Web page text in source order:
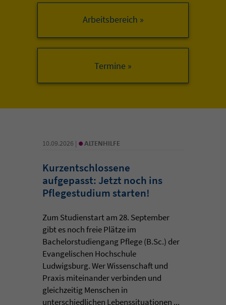
Arbeitsbereich »
10.09.2026 | • ALTENHILFE
Kurzentschlossene
aufgepasst: Jetzt noch ins
Pflegestudium starten!
Zum Studienstart am 28. September
gibt es noch freie Plätze im
Bachelorstudiengang Pflege (B.Sc.) der
Evangelischen Hochschule
Ludwigsburg. Wer Wissenschaft und
Praxis miteinander verbinden und
gleichzeitig Menschen in
unterschiedlichen Lebenssituationen ...